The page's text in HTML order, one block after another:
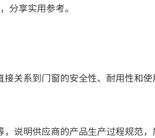
分享实用参考。
系到门窗的安全性、耐用性和
说明供应商的产品生产过程规范，